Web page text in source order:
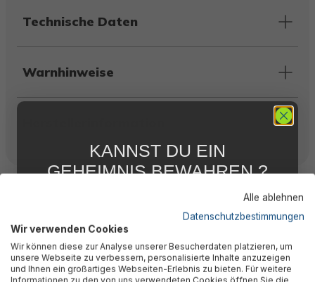
Technische Daten
Warnhinweise
Alle ablehnen
Datenschutzbestimmungen
Wir verwenden Cookies
Wir können diese zur Analyse unserer Besucherdaten platzieren, um
unsere Webseite zu verbessern, personalisierte Inhalte anzuzeigen
und Ihnen ein großartiges Webseiten-Erlebnis zu bieten. Für weitere
Informationen zu den von uns verwendeten Cookies öffnen Sie die
KANNST DU EIN
GEHEIMNIS BEWAHREN ?
FÜR DICH
Abonniere jetzt unseren kostenlosen
Newsletter, verpasse keine Neuigkeiten und
Aktionen mehr und sichere Dir 5 %
Willkommensrabatt auf nicht reduzierte Ware